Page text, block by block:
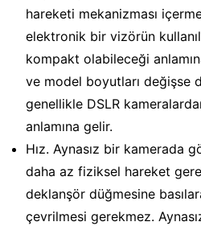
hareketi mekanizması
elektronik bir vizörün
kompakt olabileceği
ve model boyutları değişse
genellikle DSLR
anlamına gelir.
Hız. Aynasız bir kamerada
daha az fiziksel hareket
deklanşör düğmesine
çevrilmesi gerekmez.